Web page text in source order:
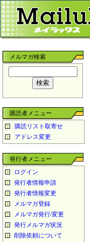
メルマガ検索
購読者メニュー
購読リスト取寄せ
アドレス変更
発行者メニュー
ログイン
発行者情報申請
発行者情報変更
メルマガ登録
メルマガ発行/変更
発行メルマガ状況
削除依頼について